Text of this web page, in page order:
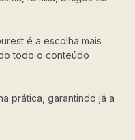
é a escolha mais
todo o conteúdo
prática, garantindo já a